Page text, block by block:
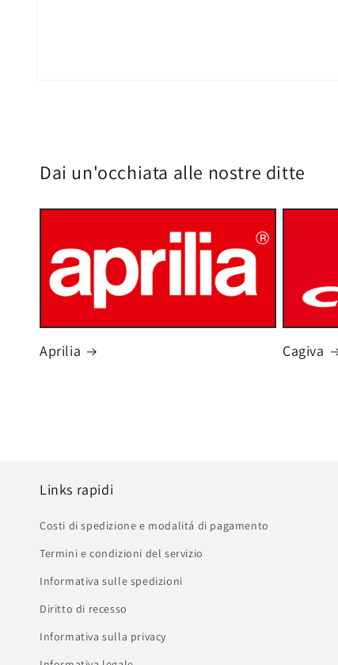
Dai un'occhiata alle nostre ditte
Aprilia Cagiva
Links rapidi
Costi di spedizione e modalitá di pagamento
Termini e condizioni del servizio
Informativa sulle spedizioni
Diritto di recesso
Informativa sulla privacy